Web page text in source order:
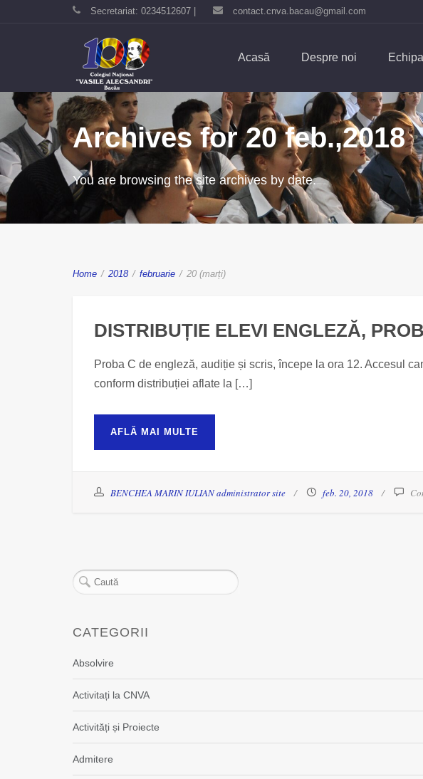
Secretariat: 0234512607 | contact.cnva.bacau@gmail.com
Acasă Despre noi
Archives for 20 feb.,2018
You are browsing the site archives by date.
Home / 2018 / februarie / 20 (marți)
DISTRIBUȚIE ELEVI ENGLEZĂ,
Proba C de engleză, audiție și scris, începe la ora 12. Accesul
conform distribuției aflate la […]
AFLĂ MAI MULTE
BENCHEA MARIN IULIAN administrator site feb. 20, 2018
CATEGORII
Absolvire
Activitați la CNVA
Activități și Proiecte
Admitere